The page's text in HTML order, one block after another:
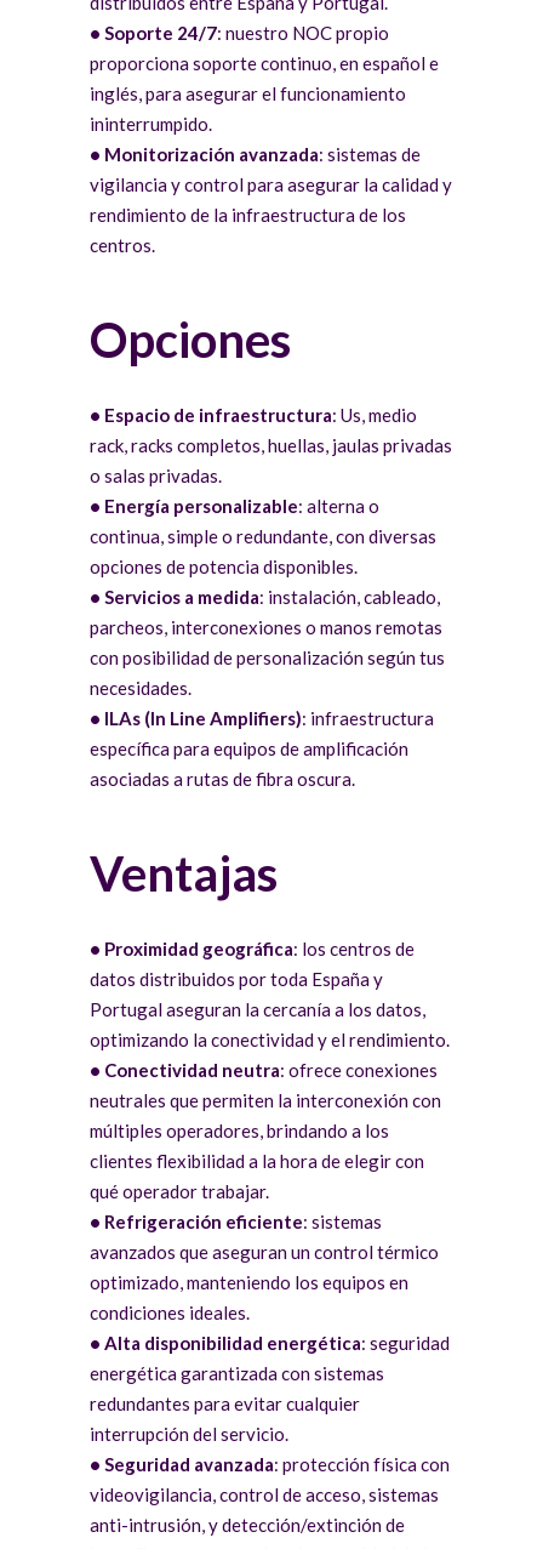
• Soporte 24/7: nuestro NOC propio
proporciona soporte continuo, en español e
inglés, para asegurar el funcionamiento
ininterrumpido.
• Monitorización avanzada: sistemas de
vigilancia y control para asegurar la calidad y
rendimiento de la infraestructura de los
centros.
Opciones
• Espacio de infraestructura: ​​Us, medio
rack, racks completos, huellas, jaulas privadas
o salas privadas.
• Energía personalizable: alterna o
continua, simple o redundante, con diversas
opciones de potencia disponibles.
• Servicios a medida: instalación, cableado,
parcheos, interconexiones o manos remotas
con posibilidad de personalización según tus
necesidades.
• ILAs (In Line Amplifiers): infraestructura
específica para equipos de amplificación
asociadas a rutas de fibra oscura.
Ventajas
• Proximidad geográfica: los centros de
datos distribuidos por toda España y
Portugal aseguran la cercanía a los datos,
optimizando la conectividad y el rendimiento.
• Conectividad neutra: ofrece conexiones
neutrales que permiten la interconexión con
múltiples operadores, brindando a los
clientes flexibilidad a la hora de elegir con
qué operador trabajar.
• Refrigeración eficiente: sistemas
avanzados que aseguran un control térmico
optimizado, manteniendo los equipos en
condiciones ideales.
• Alta disponibilidad energética: seguridad
energética garantizada con sistemas
redundantes para evitar cualquier
interrupción del servicio.
• Seguridad avanzada: protección física con
videovigilancia, control de acceso, sistemas
anti-intrusión, y detección/extinción de